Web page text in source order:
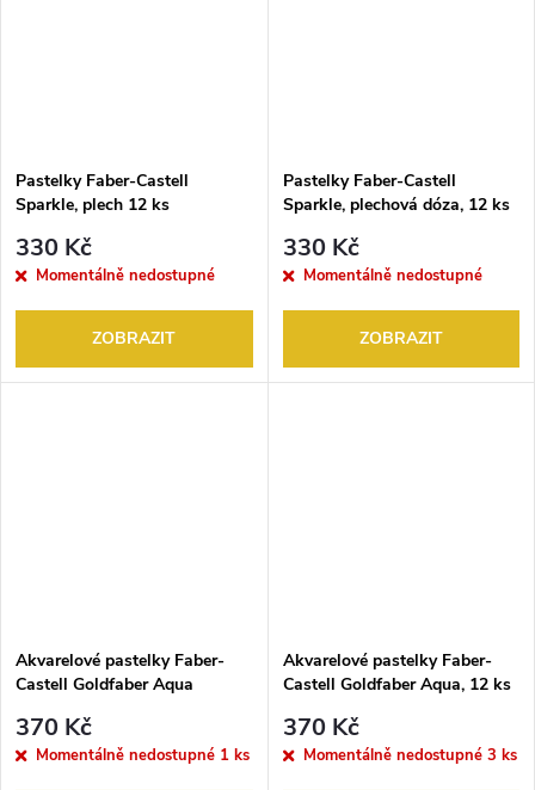
Pastelky Faber-Castell
Sparkle, plech 12 ks
330 Kč
Momentálně nedostupné
ZOBRAZIT
Pastelky Faber-Castell
Sparkle, plechová dóza, 12 ks
330 Kč
Momentálně nedostupné
ZOBRAZIT
Akvarelové pastelky Faber-
Castell Goldfaber Aqua
Krabičce 12
370 Kč
Momentálně nedostupné 1 ks
Akvarelové pastelky Faber-
Castell Goldfaber Aqua, 12 ks
370 Kč
Momentálně nedostupné 3 ks